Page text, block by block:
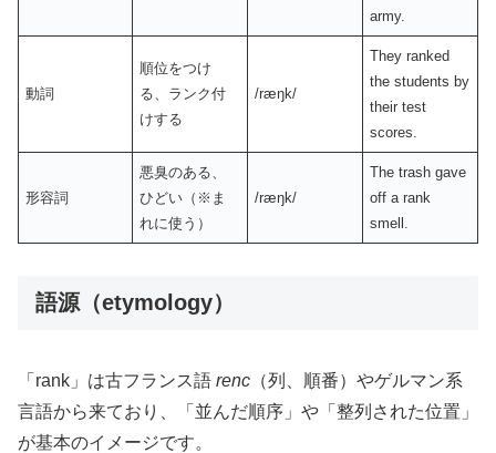
army.
動詞
順位をつけ
る、ランク付
けする
/ræŋk/
They ranked
the students by
their test
scores.
形容詞
悪臭のある、
ひどい（※ま
れに使う）
/ræŋk/
The trash gave
off a rank
smell.
語源（etymology）
「rank」は古フランス語 renc （列、順番）やゲルマン系
言語から来ており、「並んだ順序」や「整列された位置」
が基本のイメージです。